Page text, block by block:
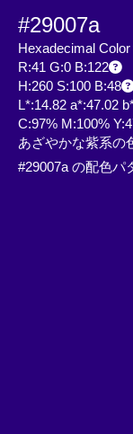
#29007a
Hexadecimal
R:41 G:0 B:122
H:260 S:100 B:48
L*:14.82 a*:47.02
C:97% M:100%
あざやかな紫系の
#29007a の配色パ